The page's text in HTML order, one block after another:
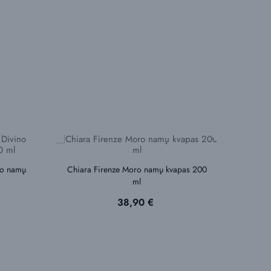
namų
Chiara Firenze Moro namų kvapas 200
ml
Kaina
38,90 €